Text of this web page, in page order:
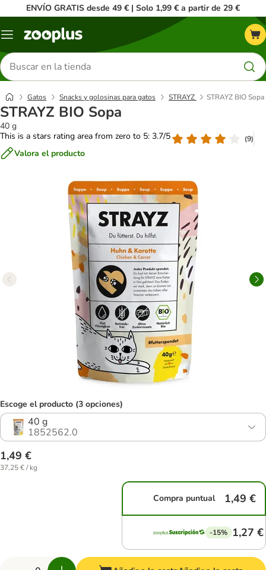
ENVÍO GRATIS desde 49 € | Solo 1,99 € a partir de 29 €
Menú
Buscar
productos
Gatos Snacks y golosinas para gatos STRAYZ STRAYZ BIO Sopa
STRAYZ BIO Sopa
40 g
This is a stars rating area from zero to 5: 3.7/5
(9)
Valora el producto
Escoge el producto (3 opciones)
40 g
1852562.0
1,49 €
37,25 € / kg
Compra puntual 1,49 €
-15% 1,27 €